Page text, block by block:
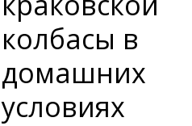
колбасы в
домашних
условиях